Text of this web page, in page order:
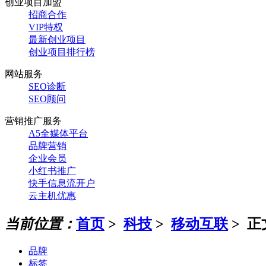
创业项目加盟
招商合作
VIP特权
最新创业项目
创业项目排行榜
网站服务
SEO诊断
SEO顾问
营销推广服务
A5全媒体平台
品牌营销
企业会员
小红书推广
快手信息流开户
云主机优惠
当前位置： 首页 > 科技 > 移动互联 > 正
品牌
标签